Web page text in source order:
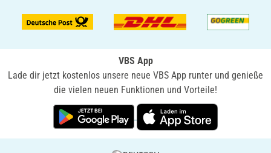
VBS App
Lade dir jetzt kostenlos unsere neue VBS App runter und genieße
die vielen neuen Funktionen und Vorteile!